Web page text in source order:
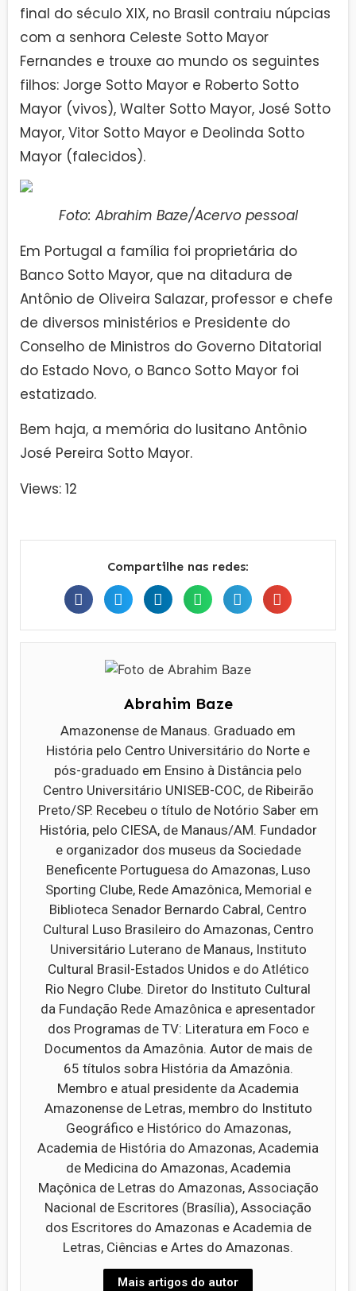
final do século XIX, no Brasil contraiu núpcias
com a senhora Celeste Sotto Mayor
Fernandes e trouxe ao mundo os seguintes
filhos: Jorge Sotto Mayor e Roberto Sotto
Mayor (vivos), Walter Sotto Mayor, José Sotto
Mayor, Vitor Sotto Mayor e Deolinda Sotto
Mayor (falecidos).
Foto: Abrahim Baze/Acervo pessoal
Em Portugal a família foi proprietária do
Banco Sotto Mayor, que na ditadura de
Antônio de Oliveira Salazar, professor e chefe
de diversos ministérios e Presidente do
Conselho de Ministros do Governo Ditatorial
do Estado Novo, o Banco Sotto Mayor foi
estatizado.
Bem haja, a memória do lusitano Antônio
José Pereira Sotto Mayor.
Views: 12
Compartilhe nas redes:
Abrahim Baze
Amazonense de Manaus. Graduado em
História pelo Centro Universitário do Norte e
pós-graduado em Ensino à Distância pelo
Centro Universitário UNISEB-COC, de Ribeirão
Preto/SP. Recebeu o título de Notório Saber em
História, pelo CIESA, de Manaus/AM. Fundador
e organizador dos museus da Sociedade
Beneficente Portuguesa do Amazonas, Luso
Sporting Clube, Rede Amazônica, Memorial e
Biblioteca Senador Bernardo Cabral, Centro
Cultural Luso Brasileiro do Amazonas, Centro
Universitário Luterano de Manaus, Instituto
Cultural Brasil-Estados Unidos e do Atlético
Rio Negro Clube. Diretor do Instituto Cultural
da Fundação Rede Amazônica e apresentador
dos Programas de TV: Literatura em Foco e
Documentos da Amazônia. Autor de mais de
65 títulos sobra História da Amazônia.
Membro e atual presidente da Academia
Amazonense de Letras, membro do Instituto
Geográfico e Histórico do Amazonas,
Academia de História do Amazonas, Academia
de Medicina do Amazonas, Academia
Maçônica de Letras do Amazonas, Associação
Nacional de Escritores (Brasília), Associação
dos Escritores do Amazonas e Academia de
Letras, Ciências e Artes do Amazonas.
Mais artigos do autor